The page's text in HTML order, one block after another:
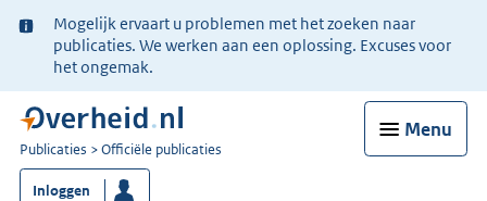
Ter
informatie:
Mogelijk ervaart u problemen met het zoeken naar
publicaties. We werken aan een oplossing. Excuses voor
het ongemak.
Menu
U
bent
nu
Publicaties Officiële publicaties
Inloggen